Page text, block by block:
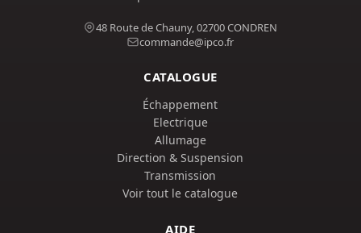
48 Route de Chauny, 02700 CONDREN
commande@ipco.fr
CATALOGUE
Échappement
Electrique
Allumage
Direction & Suspension
Transmission
Voir tout le catalogue
AIDE